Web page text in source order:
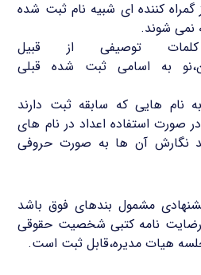
کننده ای شبیه نام ثبت شده
نمی شوند.
توصیفی از قبیل
به اسامی ثبت شده قبلی
نام هایی که سابقه ثبت دارند
صورت استفاده اعداد در نام های
نگارش آن ها به صورت حروفی
مشمول بندهای فوق باشد
رضایت نامه کتبی شخصیت حقوقی
هیات مدیره،قابل ثبت است.